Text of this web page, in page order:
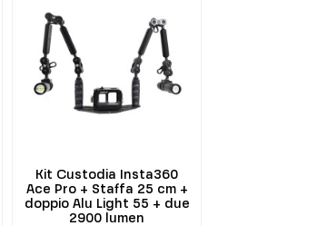
Kit Custodia Insta360
Ace Pro + Staffa 25 cm +
doppio Alu Light 55 + due
2900 lumen